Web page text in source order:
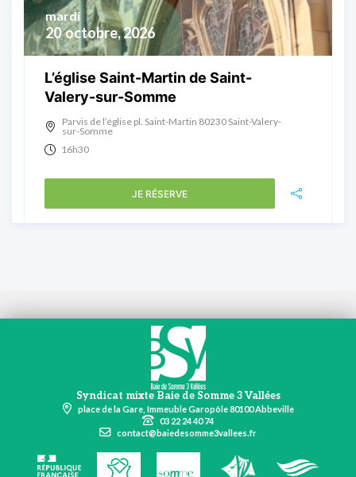
20 octobre, 2026
mardi
L’église Saint-Martin de Saint-
Valery-sur-Somme
Parvis de l’église pl. Saint-Martin 80230 Saint-Valery-
sur-Somme
16h30
JE RÉSERVE
Syndicat mixte Baie de Somme 3 Vallées
place de la Gare, Immeuble Garopôle 80100 Abbeville
03 22 24 40 74
contact@baiedesomme3vallees.fr